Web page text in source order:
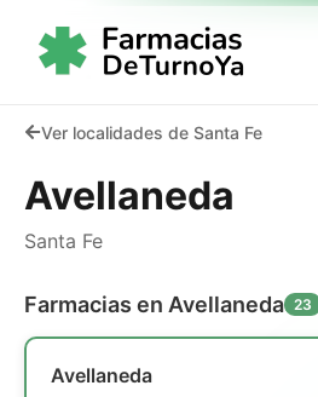
Ver localidades de Santa Fe
Avellaneda
Santa Fe
Farmacias en Avellaneda 23
Avellaneda